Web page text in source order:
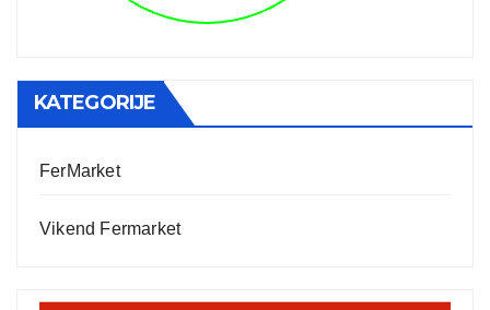
KATEGORIJE
FerMarket
Vikend Fermarket